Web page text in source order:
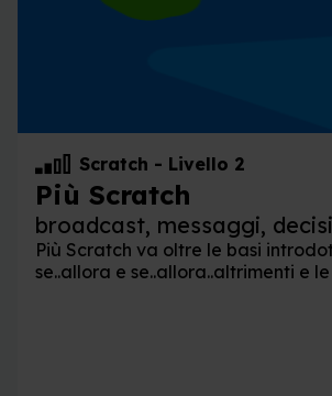
Scratch - Livello 2
Più Scratch
broadcast, messaggi,
Più Scratch va oltre le basi
se..allora e se..allora..altrimenti e